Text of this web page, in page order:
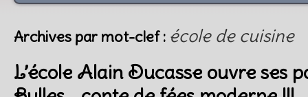
Archives par mot-clef : école de cuisine
L’école Alain Ducasse ouvre ses